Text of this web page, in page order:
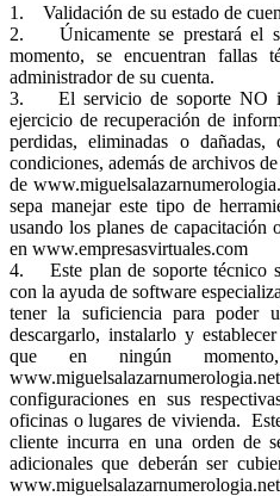
1. Validación de su estado de
2. Únicamente se prestará el
momento, se encuentran fallas
administrador de su cuenta.
3. El servicio de soporte NO
ejercicio de recuperación de
perdidas, eliminadas o dañadas,
condiciones, además de archivos
de
sepa manejar este tipo de
usando los planes de capacitación
en www.empresasvirtuales.com
4. Este plan de soporte técnico
con la ayuda de software
tener la suficiencia para poder
descargarlo, instalarlo y
que en ningún
configuraciones en sus
oficinas o lugares de vivienda.
cliente incurra en una orden de
adicionales que deberán ser